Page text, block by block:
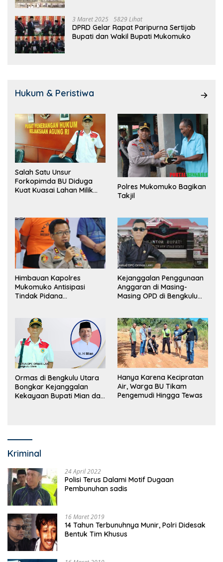
3 Maret 2025 5829 Lihat
DPRD Gelar Rapat Paripurna Sertijab
Bupati dan Wakil Bupati Mukomuko
Hukum & Peristiwa
Salah Satu Unsur
Forkopimda BU Diduga
Kuat Kuasai Lahan Milik
Polres Mukomuko Bagikan
Takjil
Himbauan Kapolres
Mukomuko Antisipasi
Tindak Pidana
Kejanggalan Penggunaan
Anggaran di Masing-
Masing OPD di Bengkulu
Ormas di Bengkulu Utara
Bongkar Kejanggalan
Kekayaan Bupati Mian dan
Hanya Karena Kecipratan
Air, Warga BU Tikam
Pengemudi Hingga Tewas
Kriminal
24 April 2022
Polisi Terus Dalami Motif Dugaan
Pembunuhan sadis
16 Maret 2019
14 Tahun Terbunuhnya Munir, Polri Didesak
Bentuk Tim Khusus